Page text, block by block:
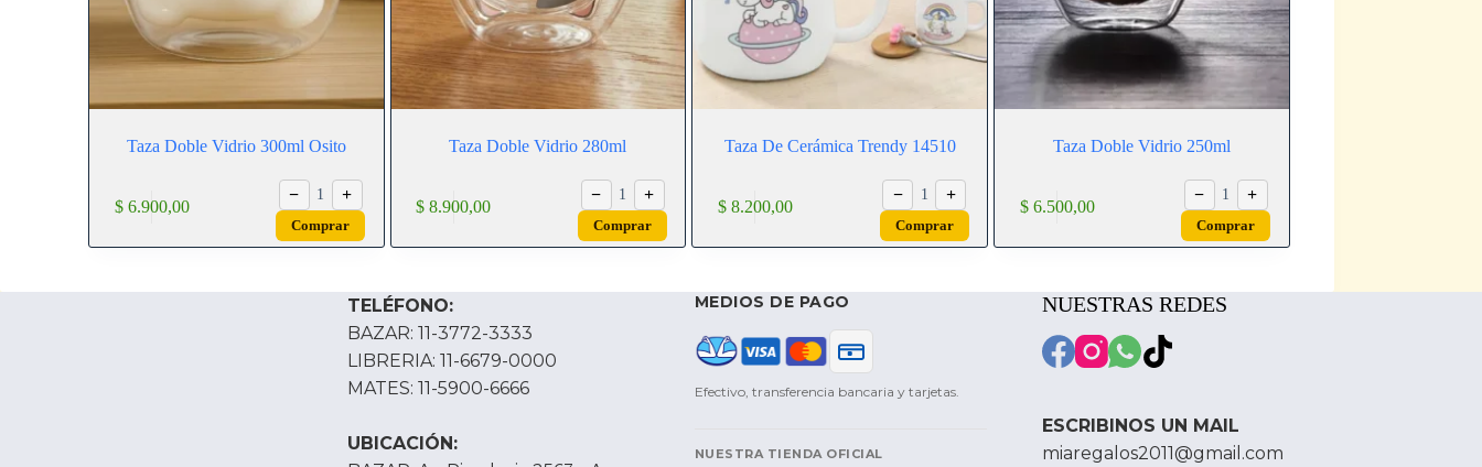
Taza Doble Vidrio 300ml Osito
$6.900,00
− 1 +
Comprar
Taza Doble Vidrio 280ml
$ 8.900,00
− 1 +
Comprar
Taza De Cerámica Trendy 14510
$8.200,00
− 1 +
Comprar
Taza Doble Vidrio 250ml
$6.500,00
− 1 +
Comprar
TELÉFONO:
BAZAR: 11-3772-3333
LIBRERIA: 11-6679-0000
MATES: 11-5900-6666
UBICACIÓN:
MEDIOS DE PAGO
Efectivo, transferencia bancaria y tarjetas.
NUESTRA TIENDA OFICIAL
NUESTRAS REDES
ESCRIBINOS UN MAIL
miaregalos2011@gmail.com